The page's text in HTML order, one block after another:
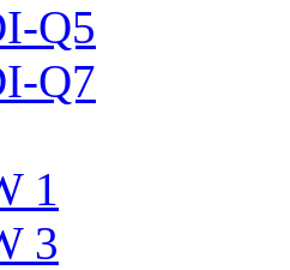
Q5
Q7
1
3